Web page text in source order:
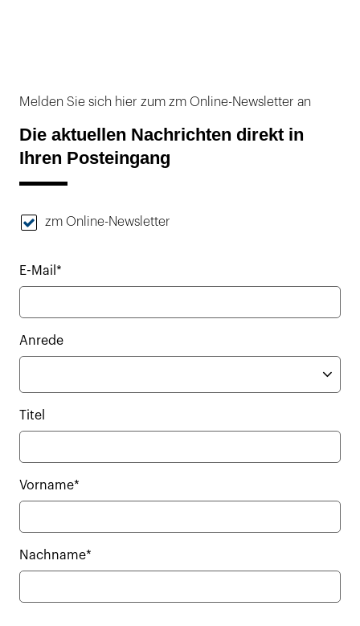
Melden Sie sich hier zum zm Online-Newsletter an
Die aktuellen Nachrichten direkt in
Ihren Posteingang
zm Online-Newsletter
E-Mail*
Anrede
Titel
Vorname*
Nachname*